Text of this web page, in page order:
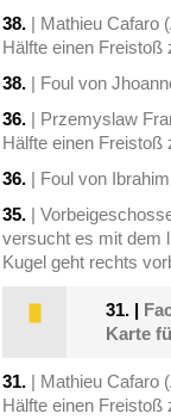
38. | Mathieu Cafaro
Hälfte einen Freistoß
38. | Foul von
36. | Przemyslaw
Hälfte einen Freistoß
36. | Foul von
35. |
versucht es mit dem
Kugel geht rechts
31. |
Karte
31. | Mathieu Cafaro
Hälfte einen Freistoß